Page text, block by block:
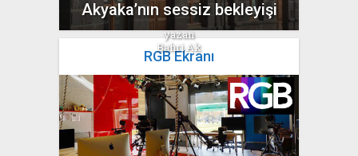
Akyaka’nın sessiz bekleyişi
yazan
Bahri Ak
RGB Ekranı